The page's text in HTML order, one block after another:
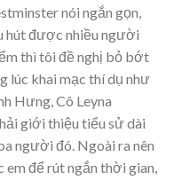
nói ngắn gọn,
hút được nhiều người
thì tôi đề nghị bỏ bớt
lúc khai mạc thí dụ như
Hưng, Cô Leyna
giới thiệu tiểu sử dài
người đó. Ngoài ra nên
em để rút ngắn thời gian,